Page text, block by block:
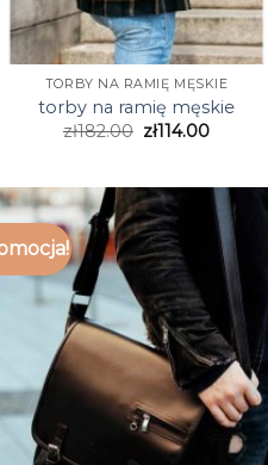
TORBY NA RAMIĘ MĘSKIE
torby na ramię męskie
zł182.00 zł114.00